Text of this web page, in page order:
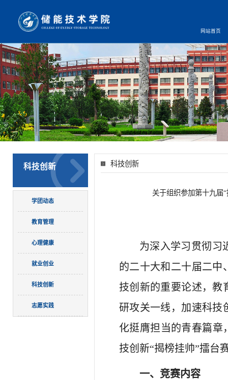
网站首页
科技创新
学团动态
教育管理
心理健康
就业创业
科技创新
志愿实践
科技创新
关于组织参加第十九届
为深入学习贯彻习
的二十大和二十届二中
技创新的重要论述，教
研攻关一线，加速科技
化挺膺担当的青春篇章
技创新“揭榜挂帅”擂台
一、竞赛内容